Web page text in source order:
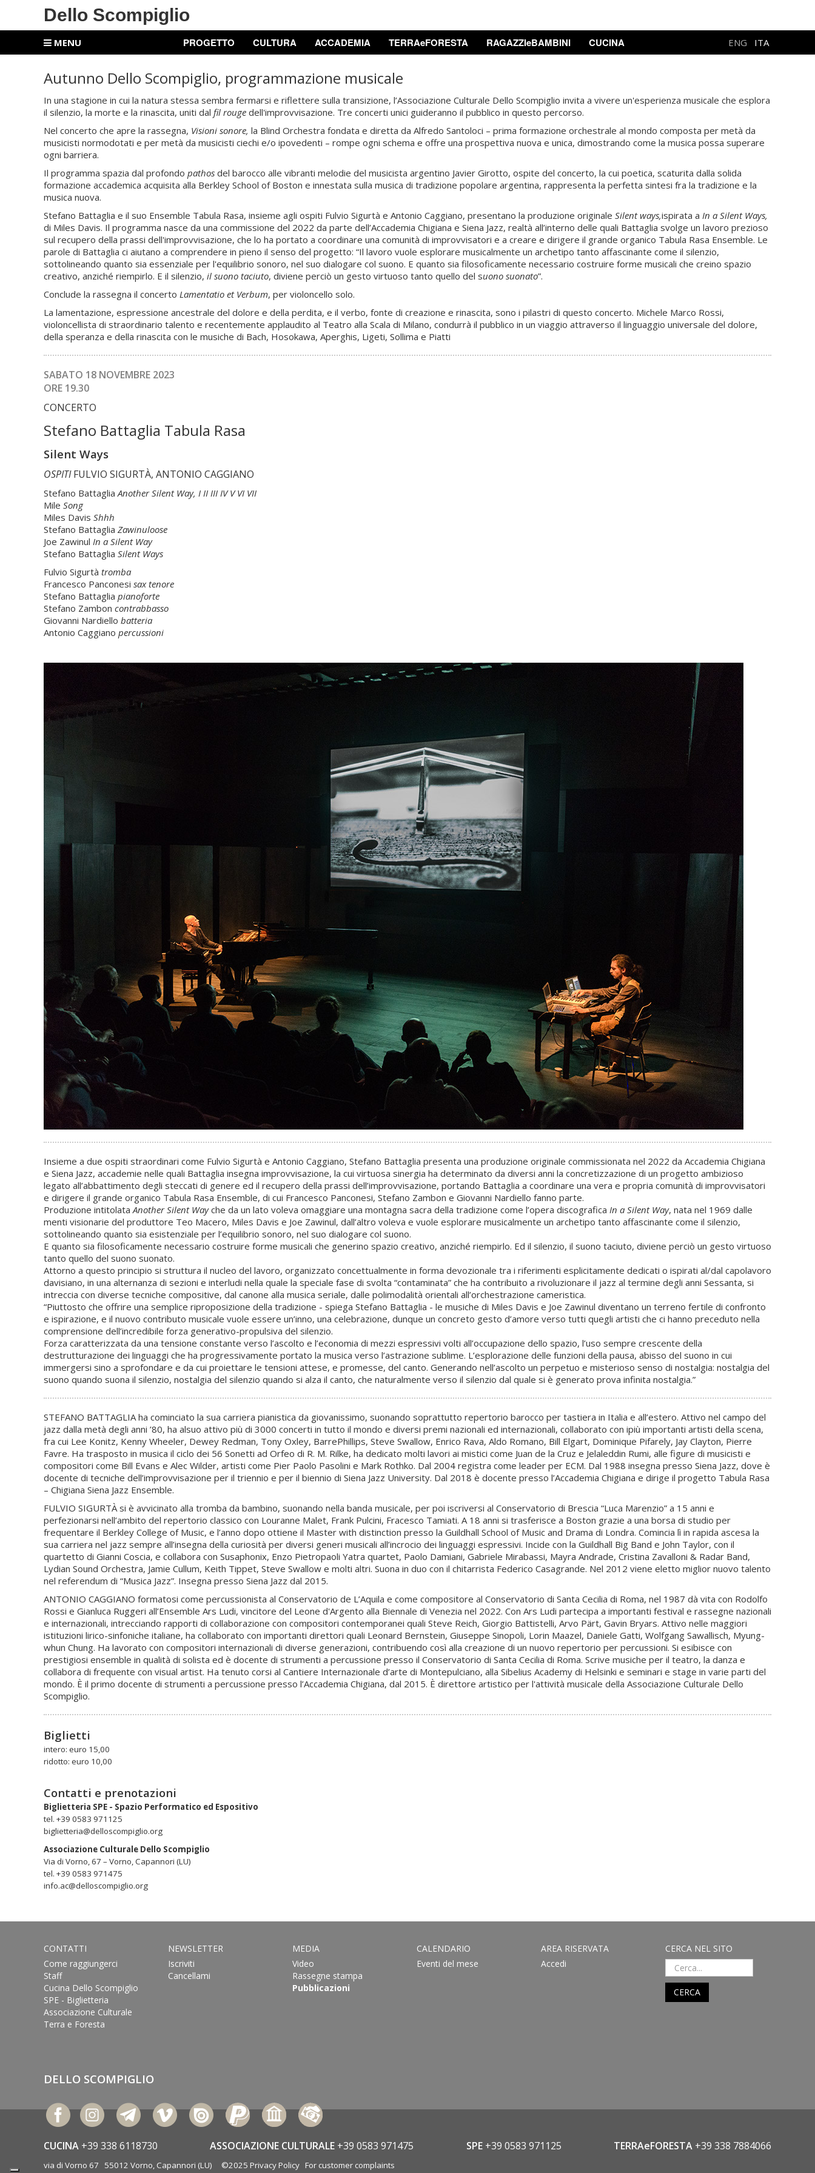
Dello Scompiglio
MENU PROGETTO CULTURA ACCADEMIA TERRAeFORESTA RAGAZZIeBAMBINI CUCINA ENG ITA
Autunno Dello Scompiglio, programmazione musicale
In una stagione in cui la natura stessa sembra fermarsi e riflettere sulla transizione, l’Associazione Culturale Dello Scompiglio invita a vivere un'esperienza musicale che esplora
il silenzio, la morte e la rinascita, uniti dal fil rouge dell'improvvisazione. Tre concerti unici guideranno il pubblico in questo percorso.
Nel concerto che apre la rassegna, Visioni sonore, la Blind Orchestra fondata e diretta da Alfredo Santoloci – prima formazione orchestrale al mondo composta per metà da
musicisti normodotati e per metà da musicisti ciechi e/o ipovedenti – rompe ogni schema e offre una prospettiva nuova e unica, dimostrando come la musica possa superare
ogni barriera.
Il programma spazia dal profondo pathos del barocco alle vibranti melodie del musicista argentino Javier Girotto, ospite del concerto, la cui poetica, scaturita dalla solida
formazione accademica acquisita alla Berkley School of Boston e innestata sulla musica di tradizione popolare argentina, rappresenta la perfetta sintesi fra la tradizione e la
musica nuova.
Stefano Battaglia e il suo Ensemble Tabula Rasa, insieme agli ospiti Fulvio Sigurtà e Antonio Caggiano, presentano la produzione originale Silent ways,ispirata a In a Silent Ways,
di Miles Davis. Il programma nasce da una commissione del 2022 da parte dell’Accademia Chigiana e Siena Jazz, realtà all’interno delle quali Battaglia svolge un lavoro prezioso
sul recupero della prassi dell'improvvisazione, che lo ha portato a coordinare una comunità di improvvisatori e a creare e dirigere il grande organico Tabula Rasa Ensemble. Le
parole di Battaglia ci aiutano a comprendere in pieno il senso del progetto: “Il lavoro vuole esplorare musicalmente un archetipo tanto affascinante come il silenzio,
sottolineando quanto sia essenziale per l'equilibrio sonoro, nel suo dialogare col suono. E quanto sia filosoficamente necessario costruire forme musicali che creino spazio
creativo, anziché riempirlo. E il silenzio, il suono taciuto, diviene perciò un gesto virtuoso tanto quello del suono suonato”.
Conclude la rassegna il concerto Lamentatio et Verbum, per violoncello solo.
La lamentazione, espressione ancestrale del dolore e della perdita, e il verbo, fonte di creazione e rinascita, sono i pilastri di questo concerto. Michele Marco Rossi,
violoncellista di straordinario talento e recentemente applaudito al Teatro alla Scala di Milano, condurrà il pubblico in un viaggio attraverso il linguaggio universale del dolore,
della speranza e della rinascita con le musiche di Bach, Hosokawa, Aperghis, Ligeti, Sollima e Piatti
SABATO 18 NOVEMBRE 2023
ORE 19.30
CONCERTO
Stefano Battaglia Tabula Rasa
Silent Ways
OSPITIFULVIO SIGURTÀ, ANTONIO CAGGIANO
Stefano BattagliaAnother Silent Way, I II III IV V VI VII
Mile Song
Miles Davis Shhh
Stefano Battaglia Zawinuloose
Joe Zawinul In a Silent Way
Stefano Battaglia Silent Ways
Fulvio Sigurtà tromba
Francesco Panconesi sax tenore
Stefano Battaglia pianoforte
Stefano Zambon contrabbasso
Giovanni Nardiello batteria
Antonio Caggiano percussioni
Insieme a due ospiti straordinari come Fulvio Sigurtà e Antonio Caggiano, Stefano Battaglia presenta una produzione originale commissionata nel 2022 da Accademia Chigiana
e Siena Jazz, accademie nelle quali Battaglia insegna improvvisazione, la cui virtuosa sinergia ha determinato da diversi anni la concretizzazione di un progetto ambizioso
legato all’abbattimento degli steccati di genere ed il recupero della prassi dell’improvvisazione, portando Battaglia a coordinare una vera e propria comunità di improvvisatori
e dirigere il grande organico Tabula Rasa Ensemble, di cui Francesco Panconesi, Stefano Zambon e Giovanni Nardiello fanno parte.
Produzione intitolataAnother Silent Wayche da un lato voleva omaggiare una montagna sacra della tradizione come l’opera discografica In a Silent Way, nata nel 1969 dalle
menti visionarie del produttore Teo Macero, Miles Davis e Joe Zawinul, dall’altro voleva e vuole esplorare musicalmente un archetipo tanto affascinante come il silenzio,
sottolineando quanto sia esistenziale per l’equilibrio sonoro, nel suo dialogare col suono.
E quanto sia filosoficamente necessario costruire forme musicali che generino spazio creativo, anziché riempirlo. Ed il silenzio, il suono taciuto, diviene perciò un gesto virtuoso
tanto quello del suono suonato.
Attorno a questo principio si struttura il nucleo del lavoro, organizzato concettualmente in forma devozionale tra i riferimenti esplicitamente dedicati o ispirati al/dal capolavoro
davisiano, in una alternanza di sezioni e interludi nella quale la speciale fase di svolta “contaminata” che ha contribuito a rivoluzionare il jazz al termine degli anni Sessanta, si
intreccia con diverse tecniche compositive, dal canone alla musica seriale, dalle polimodalità orientali all’orchestrazione cameristica.
“Piuttosto che offrire una semplice riproposizione della tradizione - spiega Stefano Battaglia - le musiche di Miles Davis e Joe Zawinul diventano un terreno fertile di confronto
e ispirazione, e il nuovo contributo musicale vuole essere un’inno, una celebrazione, dunque un concreto gesto d’amore verso tutti quegli artisti che ci hanno preceduto nella
comprensione dell’incredibile forza generativo-propulsiva del silenzio.
Forza caratterizzata da una tensione constante verso l’ascolto e l’economia di mezzi espressivi volti all’occupazione dello spazio, l’uso sempre crescente della
destrutturazione dei linguaggi che ha progressivamente portato la musica verso l’astrazione sublime. L’esplorazione delle funzioni della pausa, abisso del suono in cui
immergersi sino a sprofondare e da cui proiettare le tensioni attese, e promesse, del canto. Generando nell’ascolto un perpetuo e misterioso senso di nostalgia: nostalgia del
suono quando suona il silenzio, nostalgia del silenzio quando si alza il canto, che naturalmente verso il silenzio dal quale si è generato prova infinita nostalgia.”
STEFANO BATTAGLIA ha cominciato la sua carriera pianistica da giovanissimo, suonando soprattutto repertorio barocco per tastiera in Italia e all’estero. Attivo nel campo del
jazz dalla metà degli anni ’80, ha alsuo attivo più di 3000 concerti in tutto il mondo e diversi premi nazionali ed internazionali, collaborato con ipiù importanti artisti della scena,
fra cui Lee Konitz, Kenny Wheeler, Dewey Redman, Tony Oxley, BarrePhillips, Steve Swallow, Enrico Rava, Aldo Romano, Bill Elgart, Dominique Pifarely, Jay Clayton, Pierre
Favre. Ha trasposto in musica il ciclo dei 56 Sonetti ad Orfeo di R. M. Rilke, ha dedicato molti lavori ai mistici come Juan de la Cruz e Jelaleddin Rumi, alle figure di musicisti e
compositori come Bill Evans e Alec Wilder, artisti come Pier Paolo Pasolini e Mark Rothko. Dal 2004 registra come leader per ECM. Dal 1988 insegna presso Siena Jazz, dove è
docente di tecniche dell’improvvisazione per il triennio e per il biennio di Siena Jazz University. Dal 2018 è docente presso l’Accademia Chigiana e dirige il progetto Tabula Rasa
– Chigiana Siena Jazz Ensemble.
FULVIO SIGURTÀ si è avvicinato alla tromba da bambino, suonando nella banda musicale, per poi iscriversi al Conservatorio di Brescia “Luca Marenzio” a 15 anni e
perfezionarsi nell’ambito del repertorio classico con Louranne Malet, Frank Pulcini, Fracesco Tamiati. A 18 anni si trasferisce a Boston grazie a una borsa di studio per
frequentare il Berkley College of Music, e l’anno dopo ottiene il Master with distinction presso la Guildhall School of Music and Drama di Londra. Comincia lì in rapida ascesa la
sua carriera nel jazz sempre all’insegna della curiosità per diversi generi musicali all’incrocio dei linguaggi espressivi. Incide con la Guildhall Big Band e John Taylor, con il
quartetto di Gianni Coscia, e collabora con Susaphonix, Enzo Pietropaoli Yatra quartet, Paolo Damiani, Gabriele Mirabassi, Mayra Andrade, Cristina Zavalloni & Radar Band,
Lydian Sound Orchestra, Jamie Cullum, Keith Tippet, Steve Swallow e molti altri. Suona in duo con il chitarrista Federico Casagrande. Nel 2012 viene eletto miglior nuovo talento
nel referendum di “Musica Jazz”. Insegna presso Siena Jazz dal 2015.
ANTONIO CAGGIANO formatosi come percussionista al Conservatorio de L’Aquila e come compositore al Conservatorio di Santa Cecilia di Roma, nel 1987 dà vita con Rodolfo
Rossi e Gianluca Ruggeri all’Ensemble Ars Ludi, vincitore del Leone d'Argento alla Biennale di Venezia nel 2022. Con Ars Ludi partecipa a importanti festival e rassegne nazionali
e internazionali, intrecciando rapporti di collaborazione con compositori contemporanei quali Steve Reich, Giorgio Battistelli, Arvo Pärt, Gavin Bryars. Attivo nelle maggiori
istituzioni lirico-sinfoniche italiane, ha collaborato con importanti direttori quali Leonard Bernstein, Giuseppe Sinopoli, Lorin Maazel, Daniele Gatti, Wolfgang Sawallisch, Myung-
whun Chung. Ha lavorato con compositori internazionali di diverse generazioni, contribuendo così alla creazione di un nuovo repertorio per percussioni. Si esibisce con
prestigiosi ensemble in qualità di solista ed è docente di strumenti a percussione presso il Conservatorio di Santa Cecilia di Roma. Scrive musiche per il teatro, la danza e
collabora di frequente con visual artist. Ha tenuto corsi al Cantiere Internazionale d’arte di Montepulciano, alla Sibelius Academy di Helsinki e seminari e stage in varie parti del
mondo. È il primo docente di strumenti a percussione presso l’Accademia Chigiana, dal 2015. È direttore artistico per l'attività musicale della Associazione Culturale Dello
Scompiglio.
Biglietti
intero: euro 15,00
ridotto: euro 10,00
Contatti e prenotazioni
Biglietteria SPE - Spazio Performatico ed Espositivo
tel. +39 0583 971125
biglietteria@delloscompiglio.org
Associazione Culturale Dello Scompiglio
Via di Vorno, 67 – Vorno, Capannori (LU)
tel. +39 0583 971475
info.ac@delloscompiglio.org
CONTATTI
Come raggiungerci
Staff
Cucina Dello Scompiglio
SPE - Biglietteria
Associazione Culturale
Terra e Foresta
NEWSLETTER
Iscriviti
Cancellami
MEDIA
Video
Rassegne stampa
Pubblicazioni
CALENDARIO
Eventi del mese
AREA RISERVATA
Accedi
CERCA NEL SITO
CERCA
DELLO SCOMPIGLIO
CUCINA +39 338 6118730 ASSOCIAZIONE CULTURALE +39 0583 971475 SPE +39 0583 971125 TERRAeFORESTA +39 338 7884066
via di Vorno 67 55012 Vorno, Capannori (LU) ©2025 Privacy Policy For customer complaints